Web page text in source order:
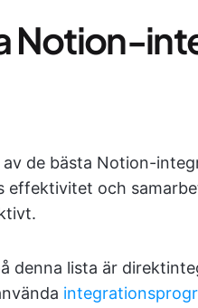
Notion-
de bästa Notion-
och
denna lista är